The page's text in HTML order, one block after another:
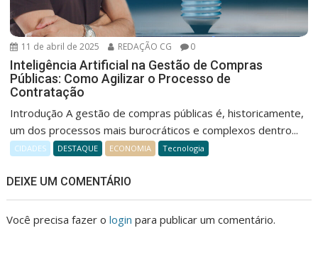
11 de abril de 2025 REDAÇÃO CG 0
Inteligência Artificial na Gestão de Compras
Públicas: Como Agilizar o Processo de
Contratação
Introdução A gestão de compras públicas é, historicamente,
um dos processos mais burocráticos e complexos dentro...
CIDADES DESTAQUE ECONOMIA Tecnologia
DEIXE UM COMENTÁRIO
Você precisa fazer ologin para publicar um comentário.